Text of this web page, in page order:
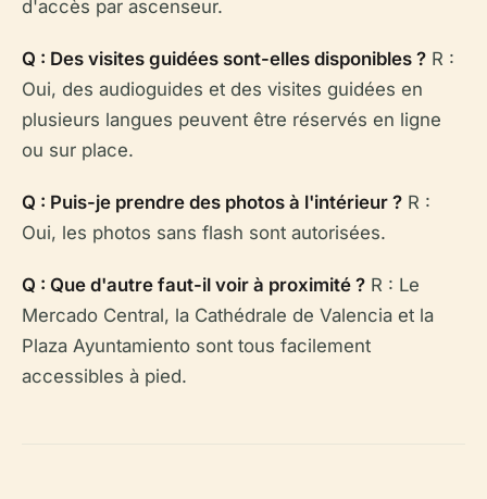
d'accès par ascenseur.
Q : Des visites guidées sont-elles disponibles ? R :
Oui, des audioguides et des visites guidées en
plusieurs langues peuvent être réservés en ligne
ou sur place.
Q : Puis-je prendre des photos à l'intérieur ? R :
Oui, les photos sans flash sont autorisées.
Q : Que d'autre faut-il voir à proximité ? R : Le
Mercado Central, la Cathédrale de Valencia et la
Plaza Ayuntamiento sont tous facilement
accessibles à pied.